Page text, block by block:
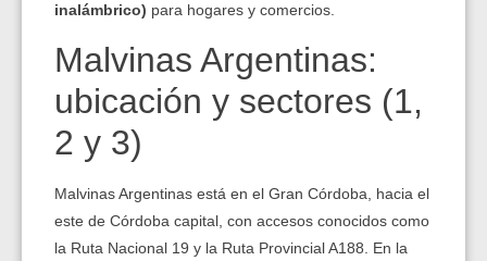
inalámbrico) para hogares y comercios.
Malvinas Argentinas:
ubicación y sectores (1,
2 y 3)
Malvinas Argentinas está en el Gran Córdoba, hacia el
este de Córdoba capital, con accesos conocidos como
la Ruta Nacional 19 y la Ruta Provincial A188. En la